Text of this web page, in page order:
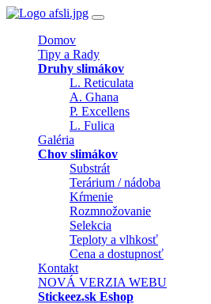
Domov
Tipy a Rady
Druhy slimákov
L. Reticulata
A. Ghana
P. Excellens
L. Fulica
Galéria
Chov slimákov
Substrát
Terárium / nádoba
Kŕmenie
Rozmnožovanie
Selekcia
Teploty a vlhkosť
Cena a dostupnosť
Kontakt
NOVÁ VERZIA WEBU
Stickeez.sk Eshop